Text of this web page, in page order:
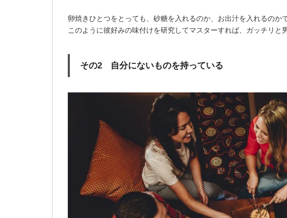
卵焼きひとつをとっても、砂糖を入れるのか、お出汁を入れるのか
このように彼好みの味付けを研究してマスターすれば、ガッチリと
その2 自分にないものを持っている